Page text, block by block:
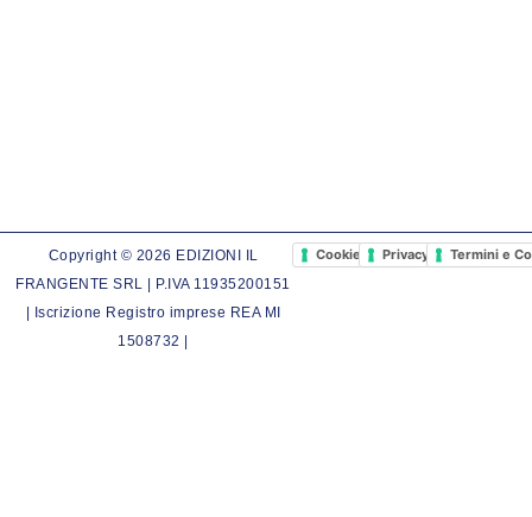
Copyright © 2026 EDIZIONI IL
FRANGENTE SRL | P.IVA 11935200151
| Iscrizione Registro imprese REA MI
1508732 |
Cookie PolicyPrivacy PolicyTermini e